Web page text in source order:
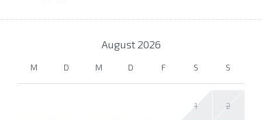
August 2026
M D M D F S S
1 2